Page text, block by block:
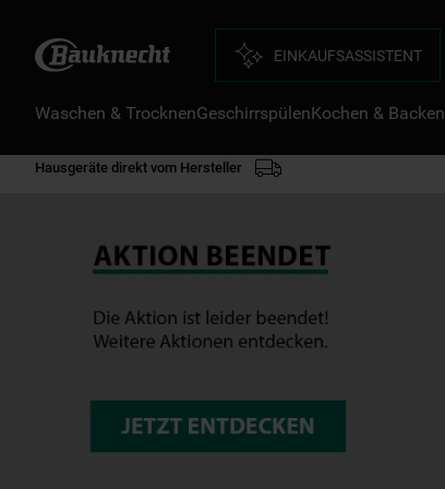
EINKAUFSASSISTENT
Waschen & TrocknenGeschirrspülenKochen & Backen
Hausgeräte direkt vom Hersteller